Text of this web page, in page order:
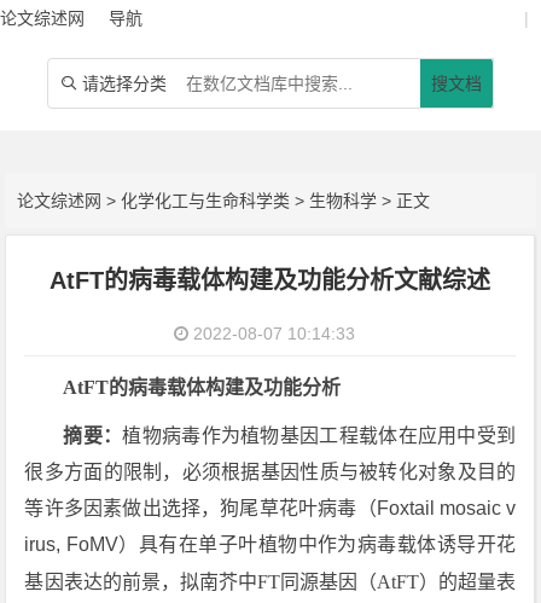
论文综述网 导航 |
 请选择分类 搜文档
论文综述网 >化学化工与生命科学类 > 生物科学 > 正文
AtFT的病毒载体构建及功能分析文献综述
2022-08-07 10:14:33
AtFT的病毒载体构建及功能分析
摘要：植物病毒作为植物基因工程载体在应用中受到
很多方面的限制，必须根据基因性质与被转化对象及目的
等许多因素做出选择，狗尾草花叶病毒（Foxtail mosaic v
irus, FoMV）具有在单子叶植物中作为病毒载体诱导开花
基因表达的前景，拟南芥中FT同源基因（AtFT）的超量表